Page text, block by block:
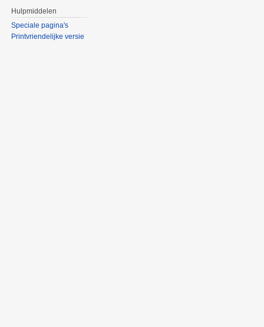
Hulpmiddelen
Speciale pagina's
Printvriendelijke versie